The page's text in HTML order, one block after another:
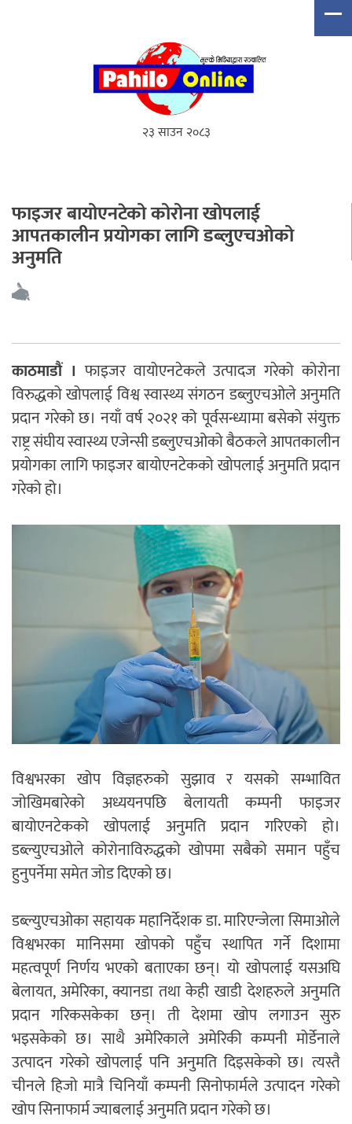
२३ साउन २०८३
फाइजर बायोएनटेको कोरोना खोपलाई
आपतकालीन प्रयोगका लागि डब्लुएचओको
अनुमति
काठमाडौं । फाइजर वायोएनटेकले उत्पादज गरेको कोरोना
विरुद्धको खोपलाई विश्व स्वास्थ्य संगठन डब्लुएचओले अनुमति
प्रदान गरेको छ। नयाँ वर्ष २०२१ को पूर्वसन्ध्यामा बसेको संयुक्त
राष्ट्र संघीय स्वास्थ्य एजेन्सी डब्लुएचओको बैठकले आपतकालीन
प्रयोगका लागि फाइजर बायोएनटेकको खोपलाई अनुमति प्रदान
गरेको हो।
विश्वभरका खोप विज्ञहरुको सुझाव र यसको सम्भावित
जोखिमबारेको अध्ययनपछि बेलायती कम्पनी फाइजर
बायोएनटेकको खोपलाई अनुमति प्रदान गरिएको हो।
डब्ल्युएचओले कोरोनाविरुद्धको खोपमा सबैको समान पहुँच
हुनुपर्नेमा समेत जोड दिएको छ।
डब्ल्युएचओका सहायक महानिर्देशक डा. मारिएन्जेला सिमाओले
विश्वभरका मानिसमा खोपको पहुँच स्थापित गर्ने दिशामा
महत्वपूर्ण निर्णय भएको बताएका छन्। यो खोपलाई यसअघि
बेलायत, अमेरिका, क्यानडा तथा केही खाडी देशहरुले अनुमति
प्रदान गरिकसकेका छन्। ती देशमा खोप लगाउन सुरु
भइसकेको छ। साथै अमेरिकाले अमेरिकी कम्पनी मोर्डेनाले
उत्पादन गरेको खोपलाई पनि अनुमति दिइसकेको छ। त्यस्तै
चीनले हिजो मात्रै चिनियाँ कम्पनी सिनोफार्मले उत्पादन गरेको
खोप सिनाफार्म ज्याबलाई अनुमति प्रदान गरेको छ।